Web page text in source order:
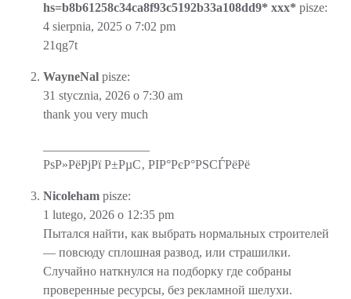
hs=b8b61258c34ca8f93c5192b33a108dd9* ххх* pisze:
4 sierpnia, 2025 o 7:02 pm
21qg7t
WayneNal pisze:
31 stycznia, 2026 o 7:30 am
thank you very much
РѕР»РёРјРї Р±РµС‚ РІР°РєР°РЅСЃРёРё
Nicoleham pisze:
1 lutego, 2026 o 12:35 pm
Пытался найти, как выбрать нормальных строителей
— повсюду сплошная развод, или страшилки.
Случайно наткнулся на подборку где собраны
проверенные ресурсы, без рекламной шелухи.